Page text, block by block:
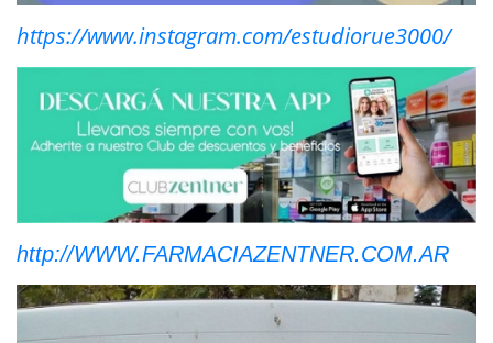
https://www.instagram.com/estudiorue3000/
http://WWW.FARMACIAZENTNER.COM.AR